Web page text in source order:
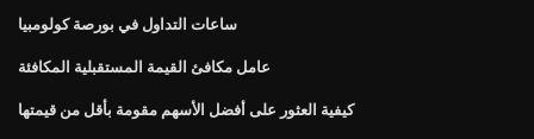
ساعات التداول في بورصة كولومبيا
عامل مكافئ القيمة المستقبلية المكافئة
كيفية العثور على أفضل الأسهم مقومة بأقل من قيمتها